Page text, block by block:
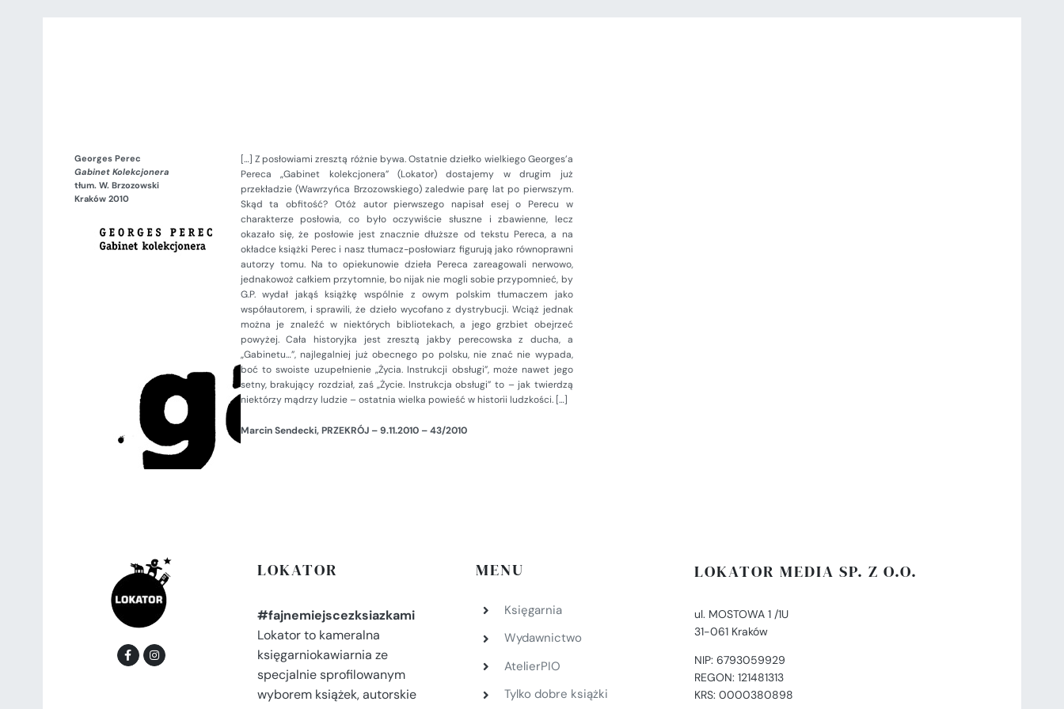
Georges Perec
Gabinet Kolekcjonera
tłum. W. Brzozowski
Kraków 2010
[…] Z posłowiami zresztą różnie bywa. Ostatnie dziełko wielkiego Georges’a
Pereca „Gabinet kolekcjonera” (Lokator) dostajemy w drugim już
przekładzie (Wawrzyńca Brzozowskiego) zaledwie parę lat po pierwszym.
Skąd ta obfitość? Otóż autor pierwszego napisał esej o Perecu w
charakterze posłowia, co było oczywiście słuszne i zbawienne, lecz
okazało się, że posłowie jest znacznie dłuższe od tekstu Pereca, a na
okładce książki Perec i nasz tłumacz-posłowiarz figurują jako równoprawni
autorzy tomu. Na to opiekunowie dzieła Pereca zareagowali nerwowo,
jednakowoż całkiem przytomnie, bo nijak nie mogli sobie przypomnieć, by
G.P. wydał jakąś książkę wspólnie z owym polskim tłumaczem jako
współautorem, i sprawili, że dzieło wycofano z dystrybucji. Wciąż jednak
można je znaleźć w niektórych bibliotekach, a jego grzbiet obejrzeć
powyżej. Cała historyjka jest zresztą jakby perecowska z ducha, a
„Gabinetu…”, najlegalniej już obecnego po polsku, nie znać nie wypada,
boć to swoiste uzupełnienie „Życia. Instrukcji obsługi”, może nawet jego
setny, brakujący rozdział, zaś „Życie. Instrukcja obsługi” to – jak twierdzą
niektórzy mądrzy ludzie – ostatnia wielka powieść w historii ludzkości. […]
Marcin Sendecki, PRZEKRÓJ – 9.11.2010 – 43/2010
LOKATOR
#fajnemiejscezksiazkami
Lokator to kameralna
księgarniokawiarnia ze
specjalnie sprofilowanym
wyborem książek, autorskie
MENU
Księgarnia
Wydawnictwo
AtelierPIO
Tylko dobre książki
LOKATOR MEDIA SP. Z O.O.
ul. MOSTOWA 1 /1U
31-061 Kraków
NIP: 6793059929
REGON: 121481313
KRS: 0000380898